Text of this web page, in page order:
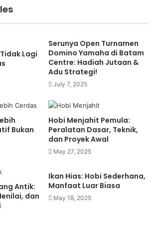
Vehicle, adalah jenis
empat (atau kadang tiga dan
untuk digunakan di berbagai
Bentuknya menyerupai motor,
empat roda besar dan bodi yang
ATV biasanya berkekuatan 50cc
700cc, tergantung pada
apakah untuk pemula,
atau keperluan kerja di
untuk kegiatan seperti:
(off-road trip)
ekstrem
atau kehutanan
Lagi
Serunya Open Turnamen
Domino Yamaha di Batam
Centre: Hadiah Jutaan &
Adu Strategi!
July 7, 2025
Bukan
Hobi Menjahit Pemula:
Peralatan Dasar, Teknik,
dan Proyek Awal
May 27, 2025
Antik:
dan
Ikan Hias: Hobi Sederhana,
Manfaat Luar Biasa
May 18, 2025